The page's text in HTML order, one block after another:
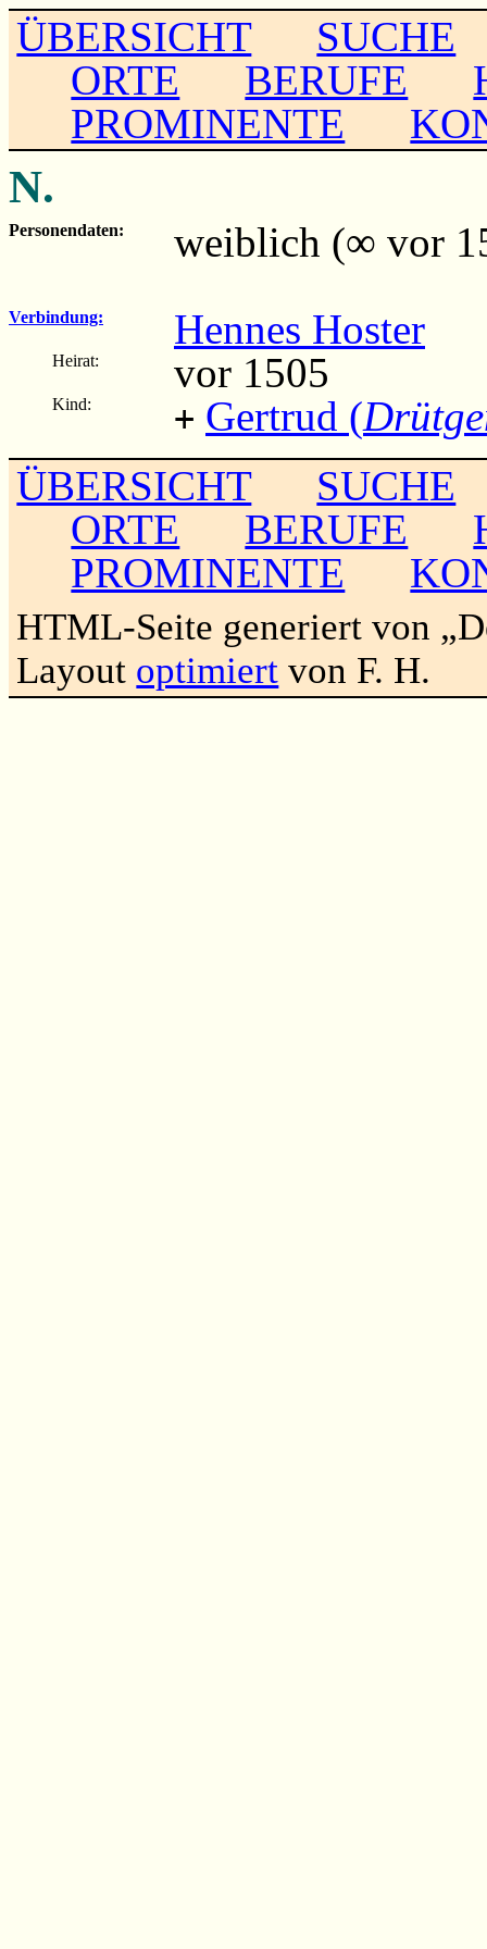
ÜBERSICHT
SUCHE
ORTE
BERUFE
PROMINENTE
N.
Personendaten: weiblich (∞ vor
Verbindung: Hennes Hoster
Heirat: vor 1505
Kind: + Gertrud (
ÜBERSICHT
SUCHE
ORTE
BERUFE
PROMINENTE
HTML-Seite generiert von
Layout optimiert von F. H.